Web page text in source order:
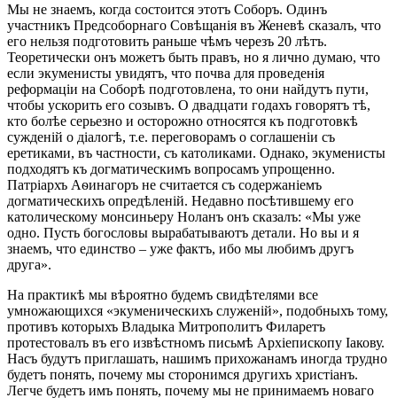
Мы не знаемъ, когда состоится этотъ Соборъ. Одинъ
участникъ Предсоборнаго Совѣщанія въ Женевѣ сказалъ, что
его нельзя подготовить раньше чѣмъ черезъ 20 лѣтъ.
Теоретически онъ можетъ быть правъ, но я лично думаю, что
если экуменисты увидятъ, что почва для проведенія
реформаціи на Соборѣ подготовлена, то они найдутъ пути,
чтобы ускорить его созывъ. О двадцати годахъ говорятъ тѣ,
кто болѣе серьезно и осторожно относятся къ подготовкѣ
сужденій о діалогѣ, т.е. переговорамъ о соглашеніи съ
еретиками, въ частности, съ католиками. Однако, экуменисты
подходятъ къ догматическимъ вопросамъ упрощенно.
Патріархъ Аѳинагоръ не считается съ содержаніемъ
догматическихъ опредѣленій. Недавно посѣтившему его
католическому монсиньеру Ноланъ онъ сказалъ: «Мы уже
одно. Пусть богословы вырабатываютъ детали. Но вы и я
знаемъ, что единство – уже фактъ, ибо мы любимъ другъ
друга».
На практикѣ мы вѣроятно будемъ свидѣтелями все
умножающихся «экуменическихъ служеній», подобныхъ тому,
противъ которыхъ Владыка Митрополитъ Филаретъ
протестовалъ въ его извѣстномъ письмѣ Архіепископу Іакову.
Насъ будутъ приглашать, нашимъ прихожанамъ иногда трудно
будетъ понять, почему мы сторонимся другихъ христіанъ.
Легче будетъ имъ понять, почему мы не принимаемъ новаго